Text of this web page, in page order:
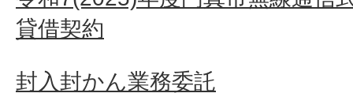
貸借契約
封入封かん業務委託